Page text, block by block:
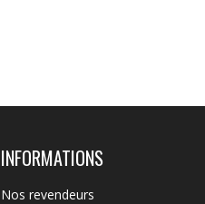
INFORMATIONS
Nos revendeurs